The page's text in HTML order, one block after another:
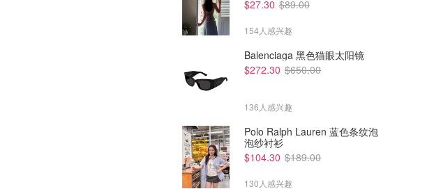
$27.30 $89.00
154人感兴趣
Balenciaga 黑色猫眼太阳镜
$272.30 $650.00
136人感兴趣
Polo Ralph Lauren 蓝色条纹泡
泡纱衬衫
$104.30 $189.00
130人感兴趣